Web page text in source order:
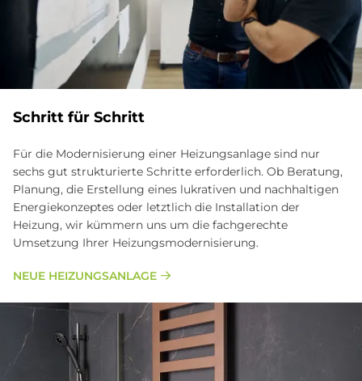
Schritt für Schritt
Für die Modernisierung einer Heizungsanlage sind nur
sechs gut strukturierte Schritte erforderlich. Ob Beratung,
Planung, die Erstellung eines lukrativen und nachhaltigen
Energiekonzeptes oder letztlich die Installation der
Heizung, wir kümmern uns um die fachgerechte
Umsetzung Ihrer Heizungsmodernisierung.
NEU­E HEI­ZUNGS­AN­LA­GE